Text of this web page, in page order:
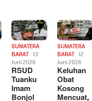
SUMATERA
BARAT
13
Juni 2026
RSUD
Tuanku
Imam
Bonjol
SUMATERA
BARAT
12
Juni 2026
Keluhan
Obat
Kosong
Mencuat,